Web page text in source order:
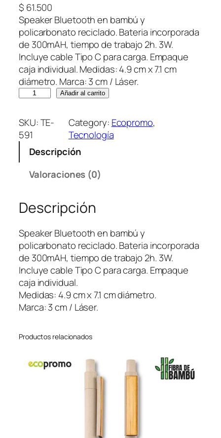
$ 61.500
Speaker Bluetooth en bambú y
policarbonato reciclado. Bateria incorporada
de 300mAH, tiempo de trabajo 2h. 3W.
Incluye cable Tipo C para carga. Empaque
caja individual. Medidas: 4.9 cm x 7.1 cm
diámetro. Marca: 3 cm / Láser.
e
a
k
u
e
t
o
o
t
h
A
l
n
Añadir al carrito
SKU:TE-
591
Category: Ecopromo
Tecnología
Descripción
Valoraciones (0)
Descripción
Speaker Bluetooth en bambú y
policarbonato reciclado. Bateria incorporada
de 300mAH, tiempo de trabajo 2h. 3W.
Incluye cable Tipo C para carga. Empaque
caja individual.
Medidas: 4.9 cm x 7.1 cm diámetro.
Marca: 3 cm / Láser.
Productos relacionados